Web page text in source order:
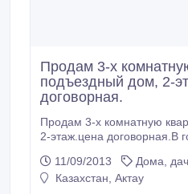
Продам 3-х
подъездный дом, 2-
договорная.
Продам 3-х комнатную квартиру,
2-этаж.цена договорная.В
11/09/2013
Дома,
Казахстан, Актау